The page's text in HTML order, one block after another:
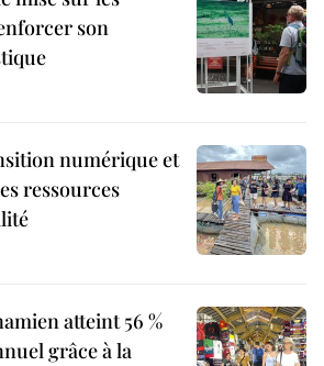
son
numérique et
ressources
atteint 56 %
grâce à la